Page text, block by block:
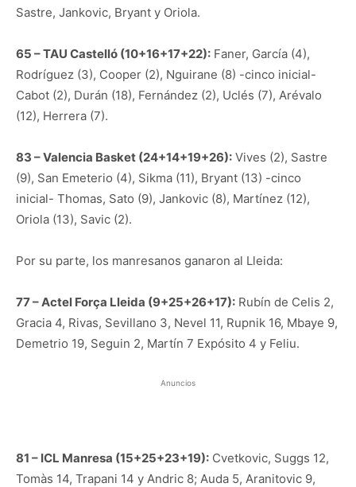
Sastre, Jankovic, Bryant y Oriola.
65 – TAU Castelló (10+16+17+22): Faner, García (4),
Rodríguez (3), Cooper (2), Nguirane (8) -cinco inicial-
Cabot (2), Durán (18), Fernández (2), Uclés (7), Arévalo
(12), Herrera (7).
83 – Valencia Basket (24+14+19+26): Vives (2), Sastre
(9), San Emeterio (4), Sikma (11), Bryant (13) -cinco
inicial- Thomas, Sato (9), Jankovic (8), Martínez (12),
Oriola (13), Savic (2).
Por su parte, los manresanos ganaron al Lleida:
77 – Actel Força Lleida (9+25+26+17): Rubín de Celis 2,
Gracia 4, Rivas, Sevillano 3, Nevel 11, Rupnik 16, Mbaye 9,
Demetrio 19, Seguin 2, Martín 7 Expósito 4 y Feliu.
Anuncios
81 – ICL Manresa (15+25+23+19): Cvetkovic, Suggs 12,
Tomàs 14, Trapani 14 y Andric 8; Auda 5, Aranitovic 9,